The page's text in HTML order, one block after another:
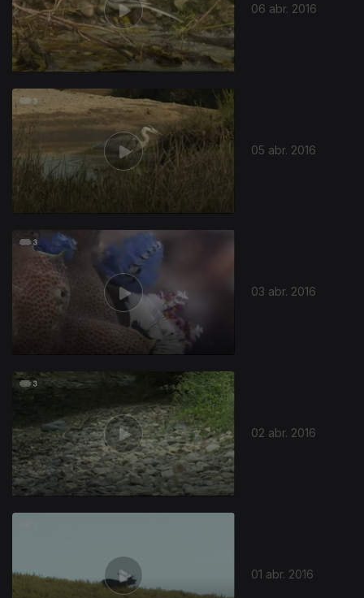
06 abr. 2016
05 abr. 2016
03 abr. 2016
230332
02 abr. 2016
01 abr. 2016